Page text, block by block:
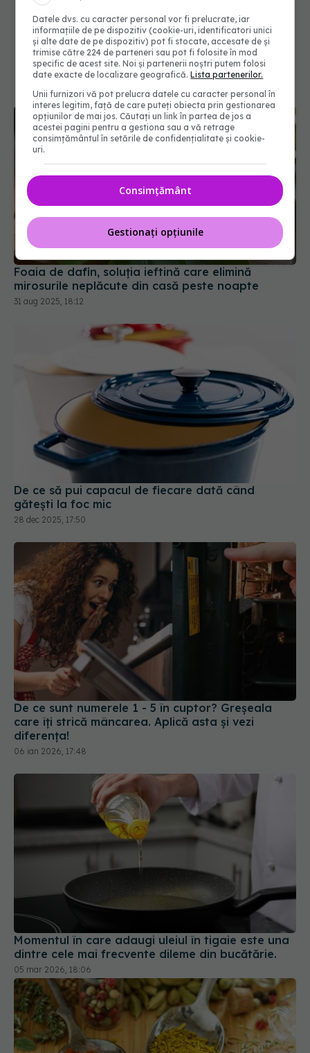
Foaia de dafin, soluția ieftină care elimină
mirosurile neplăcute din casă peste noapte
31 aug 2025, 18:12
De ce să pui capacul de fiecare dată când
gătești la foc mic
28 dec 2025, 17:50
De ce sunt numerele 1 - 5 în cuptor? Greșeala
care îți strică mâncarea. Aplică asta și vezi
diferența!
06 ian 2026, 17:48
Momentul în care adaugi uleiul în tigaie este una
dintre cele mai frecvente dileme din bucătărie.
05 mar 2026, 18:06
Datele dvs. cu caracter personal vor fi prelucrate, iar
informațiile de pe dispozitiv (cookie-uri, identificatori unici
și alte date de pe dispozitiv) pot fi stocate, accesate de și
trimise către 224 de parteneri sau pot fi folosite în mod
specific de acest site. Noi și partenerii noștri putem folosi
date exacte de localizare geografică.Lista partenerilor.
Unii furnizori vă pot prelucra datele cu caracter personal în
interes legitim, față de care puteți obiecta prin gestionarea
opțiunilor de mai jos. Căutați un link în partea de jos a
acestei pagini pentru a gestiona sau a vă retrage
consimțământul în setările de confidențialitate și cookie-
uri.
Consimțământ
Gestionați opțiunile